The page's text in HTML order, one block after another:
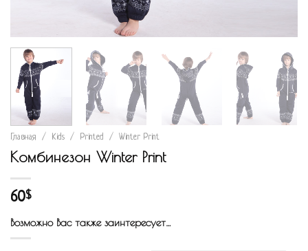
Главная / Kids / Printed / Winter Print
Комбинезон Winter Print
60$
Возможно Вас также заинтересует…